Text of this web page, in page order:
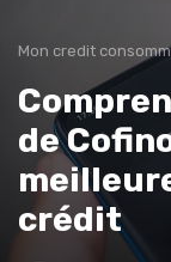
Mon credit
de
crédit